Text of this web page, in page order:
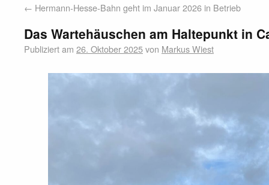
← Hermann-Hesse-Bahn geht im Januar 2026 in Betrieb
Das Wartehäuschen am Haltepunkt in
Publiziert am 26. Oktober 2025von Markus Wiest